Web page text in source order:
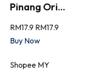
Pinang Ori...
RM17.9 RM17.9
Buy Now
Shopee MY